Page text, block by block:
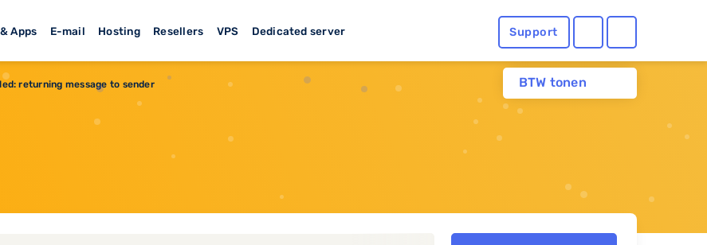
Apps E-mail Hosting Resellers VPS Dedicated server Support
BTW tonen
returning message to sender